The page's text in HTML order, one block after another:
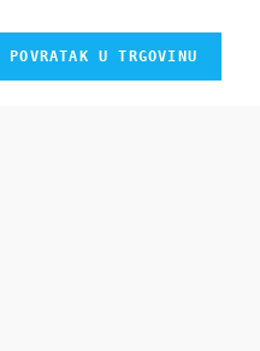
POVRATAK U TRGOVINU